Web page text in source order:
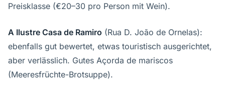
Preisklasse (€20–30 pro Person mit Wein).
A Ilustre Casa de Ramiro (Rua D. João de Ornelas):
ebenfalls gut bewertet, etwas touristisch ausgerichtet,
aber verlässlich. Gutes Açorda de mariscos
(Meeresfrüchte-Brotsuppe).